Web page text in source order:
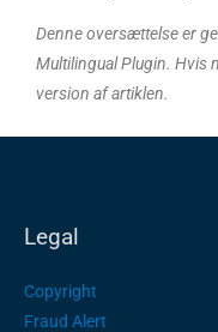
Denne oversættelse er
Multilingual Plugin. Hvis
version af artiklen.
Legal
Copyright
Fraud Alert